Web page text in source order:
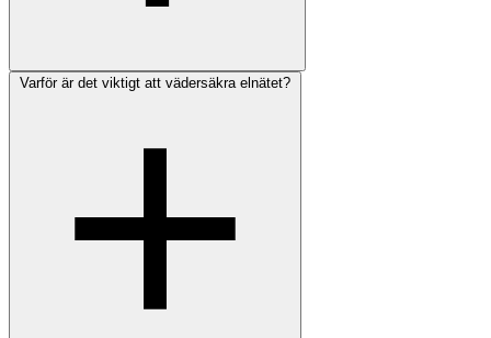
Varför är det viktigt att vädersäkra elnätet?